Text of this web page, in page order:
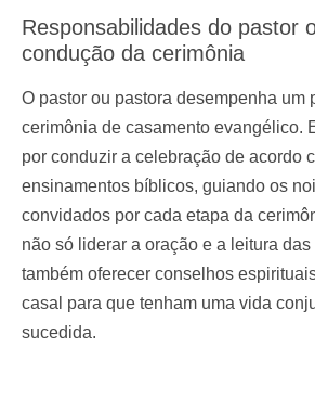
Responsabilidades do pastor
condução da cerimônia
O pastor ou pastora desempenha um
cerimônia de casamento evangélico.
por conduzir a celebração de acordo
ensinamentos bíblicos, guiando os
convidados por cada etapa da
não só liderar a oração e a leitura
também oferecer conselhos
casal para que tenham uma vida
sucedida.